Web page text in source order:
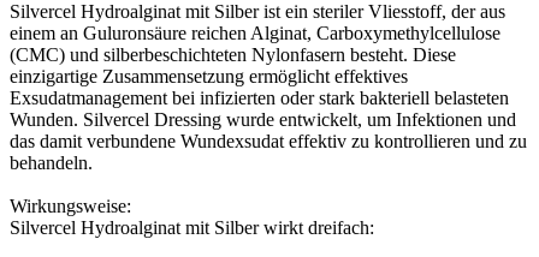
Silvercel Hydroalginat mit Silber ist ein steriler Vliesstoff, der aus
einem an Guluronsäure reichen Alginat, Carboxymethylcellulose
(CMC) und silberbeschichteten Nylonfasern besteht. Diese
einzigartige Zusammensetzung ermöglicht effektives
Exsudatmanagement bei infizierten oder stark bakteriell belasteten
Wunden. Silvercel Dressing wurde entwickelt, um Infektionen und
das damit verbundene Wundexsudat effektiv zu kontrollieren und zu
behandeln.
Wirkungsweise:
Silvercel Hydroalginat mit Silber wirkt dreifach: